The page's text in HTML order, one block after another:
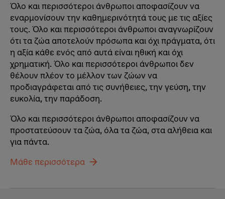
Όλο και περισσότεροι άνθρωποι αποφασίζουν να
εναρμονίσουν την καθημερινότητά τους με τις αξίες
τους. Όλο και περισσότεροι άνθρωποι αναγνωρίζουν
ότι τα ζώα αποτελούν πρόσωπα και όχι πράγματα, ότι
η αξία κάθε ενός από αυτά είναι ηθική και όχι
χρηματική. Όλο και περισσότεροι άνθρωποι δεν
θέλουν πλέον το μέλλον των ζώων να
προδιαγράφεται από τις συνήθειες, την γεύση, την
ευκολία, την παράδοση.
Όλο και περισσότεροι άνθρωποι αποφασίζουν να
προστατεύσουν τα ζώα, όλα τα ζώα, στα αλήθεια και
για πάντα.
Μάθε περισσότερα